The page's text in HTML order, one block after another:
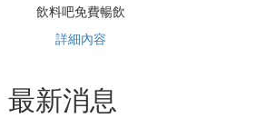
飲料吧免費暢飲
詳細內容
最新消息